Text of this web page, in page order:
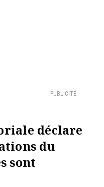
PUBLICITÉ
déclare
du
sont